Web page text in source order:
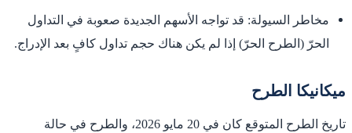
مخاطر السيولة: قد تواجه الأسهم الجديدة صعوبة في التداول
الحرّ (الطرح الحرّ) إذا لم يكن هناك حجم تداول كافٍ بعد الإدراج.
ميكانيكا الطرح
تاريخ الطرح المتوقع كان في 20 مايو 2026، والطرح في حالة